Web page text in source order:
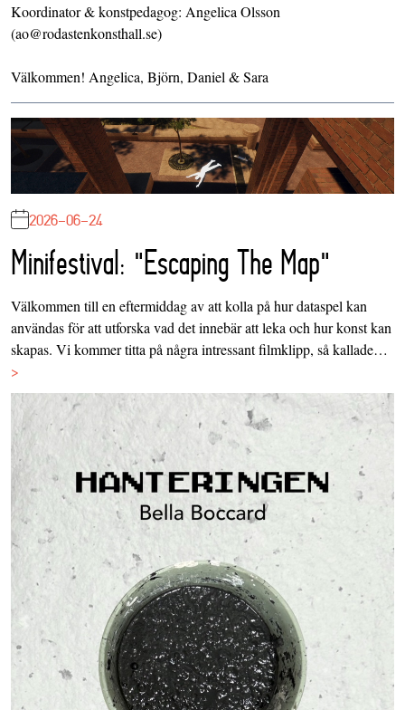
Koordinator & konstpedagog: Angelica Olsson
(ao@rodastenkonsthall.se)
Välkommen! Angelica, Björn, Daniel & Sara
2026-06-24
Minifestival: "Escaping The Map"
Välkommen till en eftermiddag av att kolla på hur dataspel kan
användas för att utforska vad det innebär att leka och hur konst kan
skapas. Vi kommer titta på några intressant filmklipp, så kallade…
>